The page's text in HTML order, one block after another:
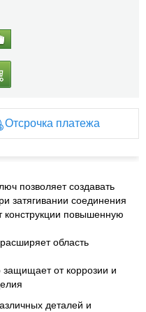
Отсрочка платежа
позволяет создавать
затягивании соединения
конструкции повышенную
область
от коррозии и
деталей и